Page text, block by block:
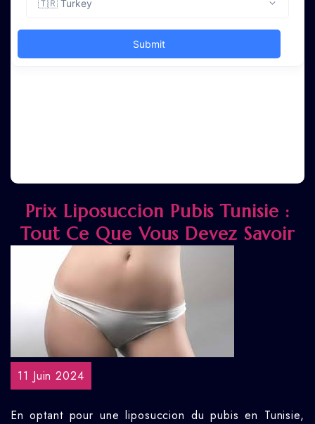
Prix Liposuccion Pubis Tunisie :
Tout Ce Que Vous Devez Savoir
11 Juin 2024
En optant pour une liposuccion du pubis en Tunisie,